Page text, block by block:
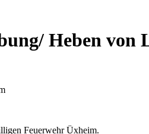
Heben von
Feuerwehr Üxheim.